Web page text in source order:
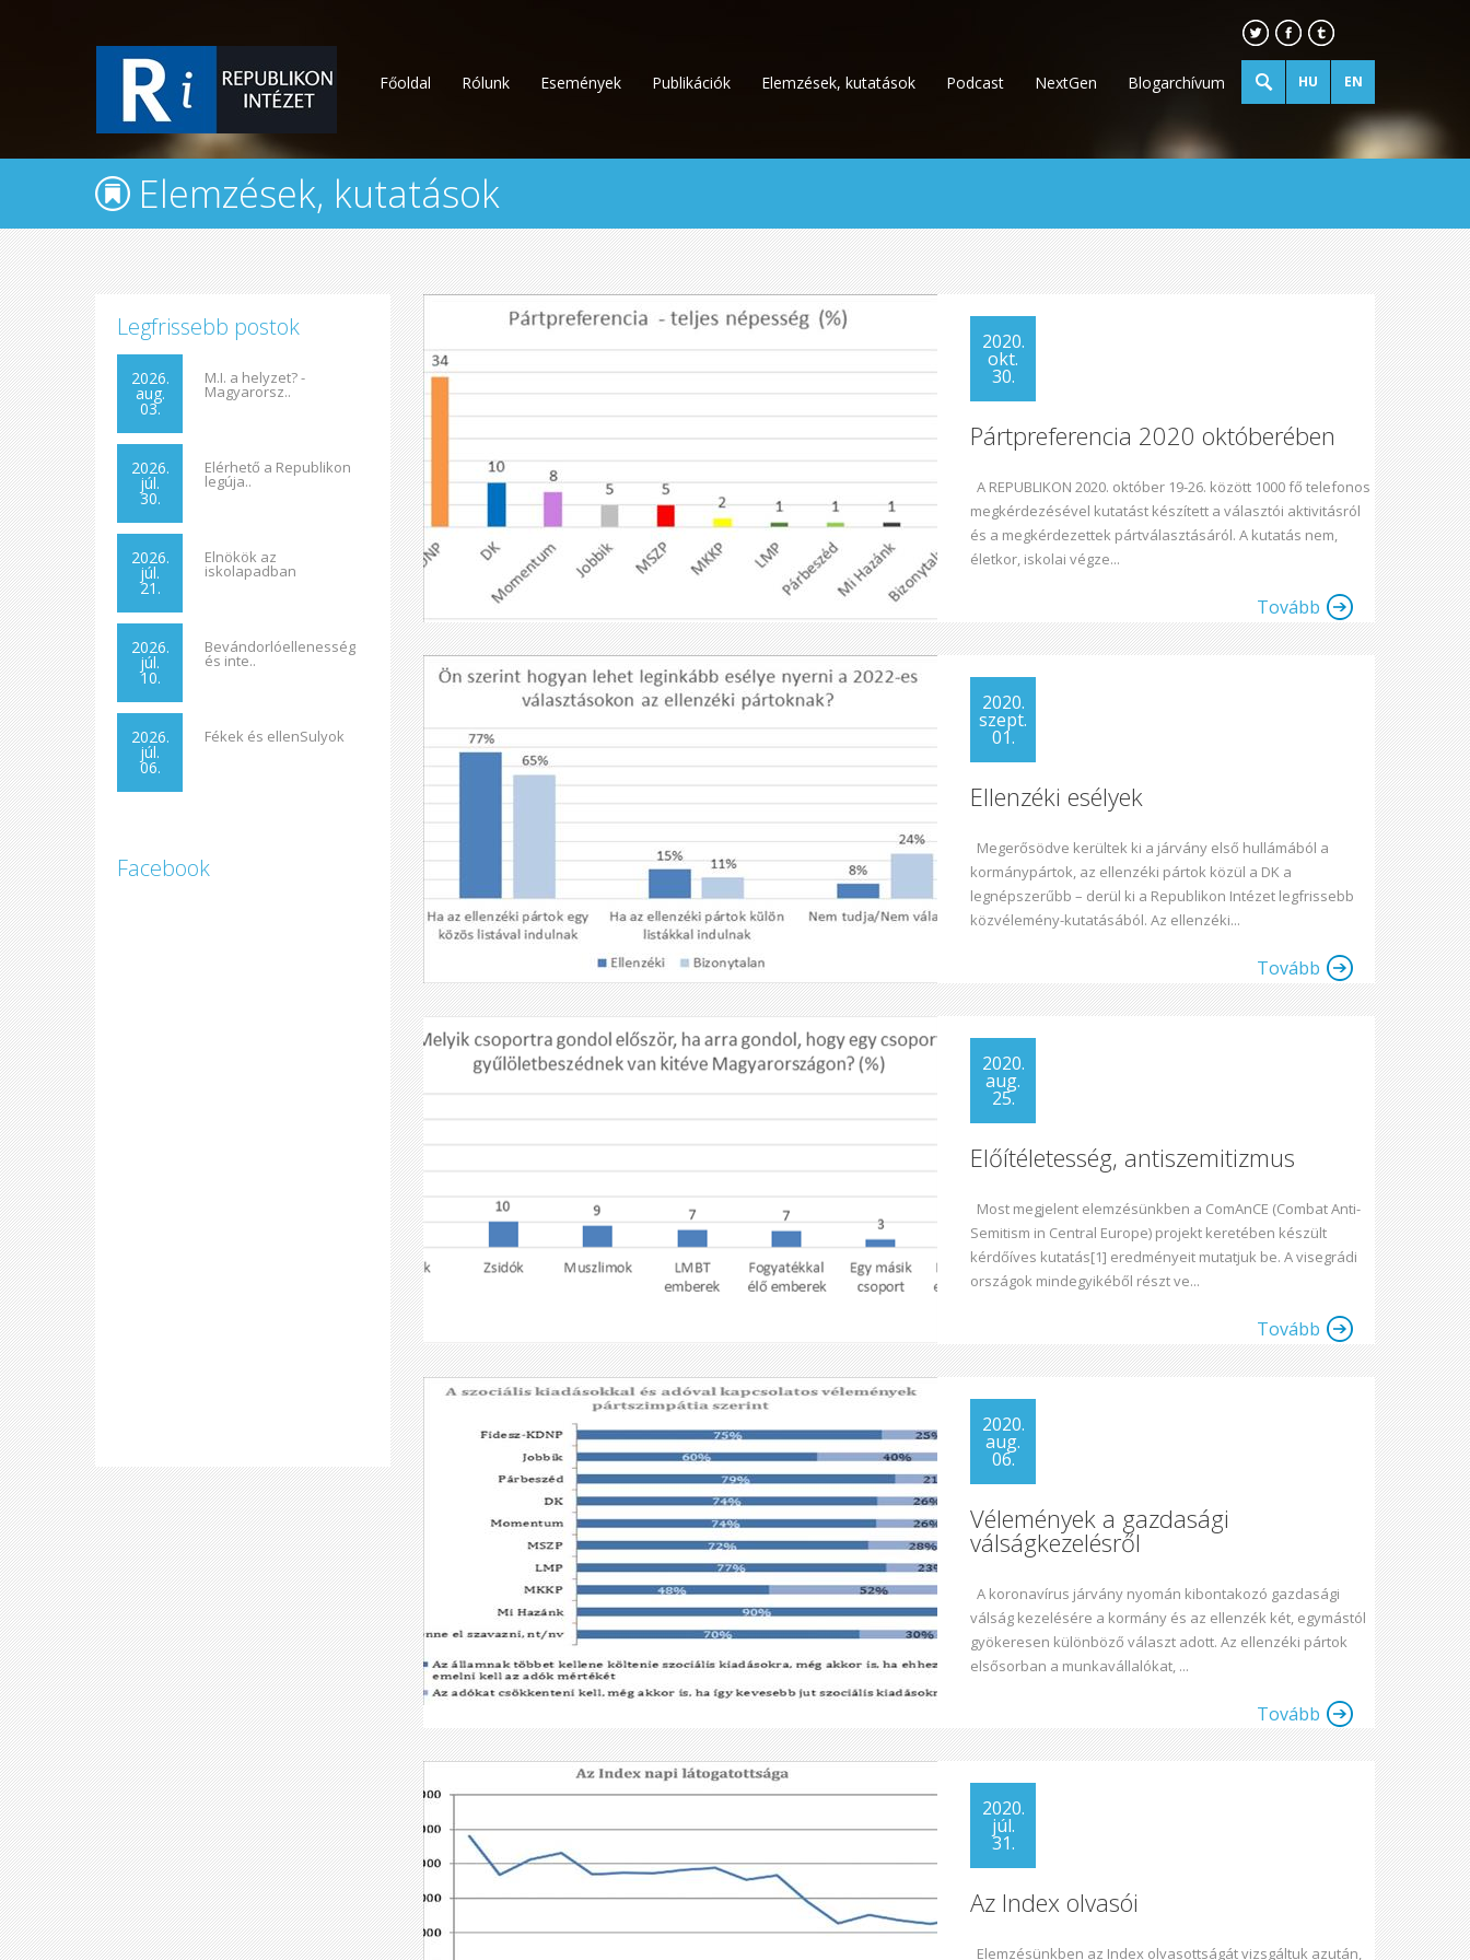
EN
HU
Blogarchívum
NextGen
Podcast
Elemzések, kutatások
Publikációk
Események
Rólunk
Főoldal
Elemzések, kutatások
Legfrissebb postok
2026.
aug.
03.
M.I. a helyzet? -
Magyarorsz..
2026.
júl.
30.
Elérhető a Republikon
legúja..
2026.
júl.
21.
Elnökök az
iskolapadban
2026.
júl.
10.
Bevándorlóellenesség
és inte..
2026.
júl.
06.
Fékek és ellenSulyok
Facebook
2020.
okt.
30.
Pártpreferencia 2020 októberében
A REPUBLIKON 2020. október 19-26. között 1000 fő telefonos
megkérdezésével kutatást készített a választói aktivitásról
és a megkérdezettek pártválasztásáról. A kutatás nem,
életkor, iskolai végze...
Tovább
2020.
szept.
01.
Ellenzéki esélyek
Megerősödve kerültek ki a járvány első hullámából a
kormánypártok, az ellenzéki pártok közül a DK a
legnépszerűbb – derül ki a Republikon Intézet legfrissebb
közvélemény-kutatásából. Az ellenzéki...
Tovább
2020.
aug.
25.
Előítéletesség, antiszemitizmus
Most megjelent elemzésünkben a ComAnCE (Combat Anti-
Semitism in Central Europe) projekt keretében készült
kérdőíves kutatás[1] eredményeit mutatjuk be. A visegrádi
országok mindegyikéből részt ve...
Tovább
2020.
aug.
06.
Vélemények a gazdasági
válságkezelésről
A koronavírus járvány nyomán kibontakozó gazdasági
válság kezelésére a kormány és az ellenzék két, egymástól
gyökeresen különböző választ adott. Az ellenzéki pártok
elsősorban a munkavállalókat, ...
Tovább
2020.
júl.
31.
Az Index olvasói
Elemzésünkben az Index olvasottságát vizsgáltuk azután,